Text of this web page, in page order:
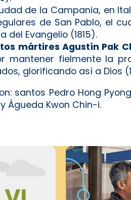
de la Campania, en
de San Pablo, el
del Evangelio (1815).
mártires Agustín Pak
mantener fielmente la
glorificando así a Dios
santos Pedro Hong
Águeda Kwon Chin-i.